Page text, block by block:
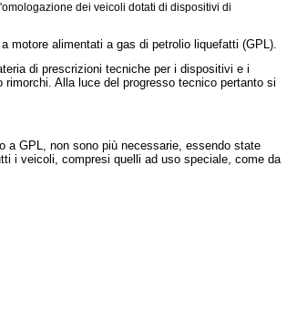
dei veicoli dotati di dispositivi di
motore alimentati a gas di petrolio liquefatti (GPL).
di prescrizioni tecniche per i dispositivi e i
Alla luce del progresso tecnico pertanto si
a GPL, non sono più necessarie, essendo state
i veicoli, compresi quelli ad uso speciale, come da